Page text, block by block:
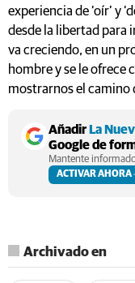
experiencia de ‘oír’ y
desde la libertad para
va creciendo, en un
hombre y se le ofrece
mostrarnos el camino
AñadirLa
Google de
Mantente
ACTIVAR AHORA
Archivado en